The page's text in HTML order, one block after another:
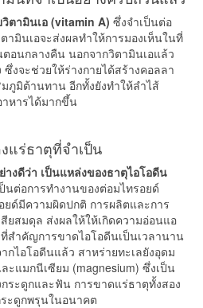
วิตามินเอ (vitamin A) ซึ่งจำเป็นต่อ
มินเอจะส่งผลทำให้การมองเห็นในที่
อนกลางคืน นอกจากวิตามินเอแล้ว
งจะช่วยให้ร่างกายได้สร้างคอลลา
ภูมิต้านทาน อีกทั้งยังทำให้ลำไส้
หารได้มากขึ้น
แร่ธาตุที่จำเป็น
างดีว่า เป็นแหล่งของธาตุไอโอดีน
นต่อการทำงานของต่อมไทรอยด์
ยด์มีความผิดปกติ การผลิตและการ
ยสมดุล ส่งผลให้ให้เกิดความอ่อนแอ
สำคัญการขาดไอโอดีนเป็นเวลานาน
กไอโอดีนแล้ว สาหร่ายทะเลยังอุดม
ะแมกนีเซียม (magnesium) ซึ่งเป็น
ระดูกและฟัน การขาดแร่ธาตุทั้งสอง
ะดูกพรุนในอนาคต